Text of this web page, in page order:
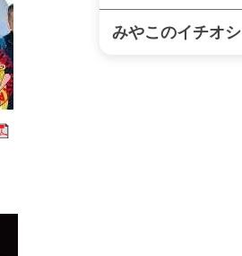
みやこのイチオシ